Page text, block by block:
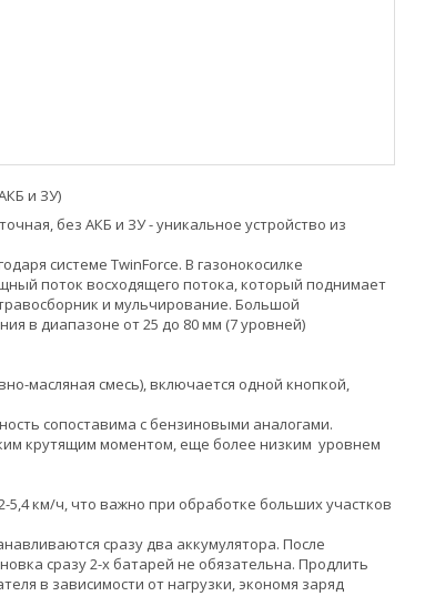
и ЗУ)
без АКБ и ЗУ - уникальное устройство из
системе ТwinForсe. В газонокосилке
поток восходящего потока, который поднимает
и мульчирование. Большой
в диапазоне от 25 до 80 мм (7 уровней)
масляная смесь), включается одной кнопкой,
сопоставима с бензиновыми аналогами.
крутящим моментом, еще более низким уровнем
5,4 км/ч, что важно при обработке больших участков
сразу два аккумулятора. После
сразу 2-х батарей не обязательна. Продлить
в зависимости от нагрузки, экономя заряд